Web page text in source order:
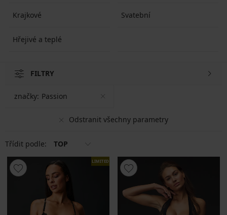
Krajkové Svatební
Hřejivé a teplé
FILTRY
Odstranit všechny parametry
značky: Passion
Třídit podle: TOP
LIMITED